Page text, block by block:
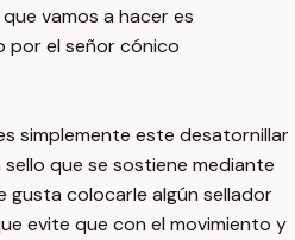
vamos a hacer es
por el señor cónico
simplemente este desatornillar
que se sostiene mediante
gusta colocarle algún sellador
evite que con el movimiento y